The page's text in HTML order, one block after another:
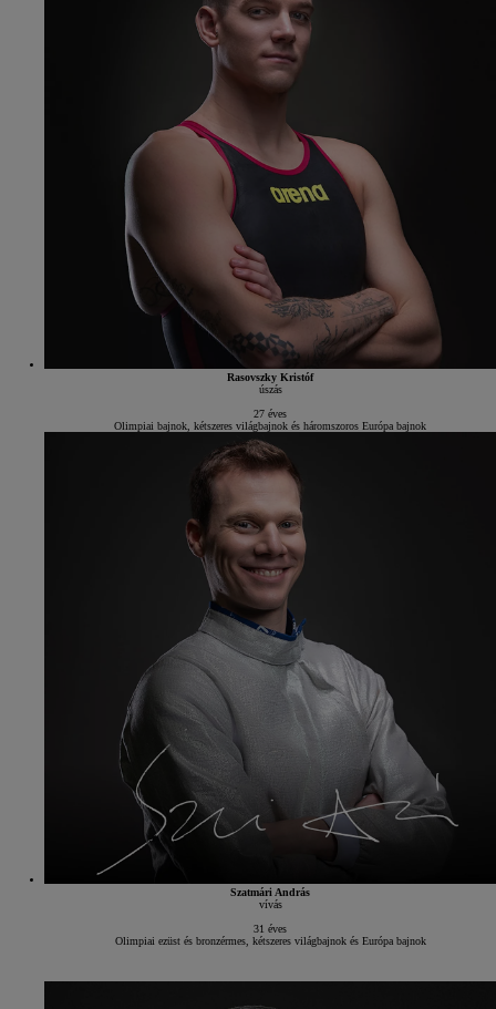
Rasovszky Kristóf
úszás
27 éves
Olimpiai bajnok, kétszeres világbajnok és háromszoros Európa bajnok
Szatmári András
vívás
31 éves
Olimpiai ezüst és bronzérmes, kétszeres világbajnok és Európa bajnok